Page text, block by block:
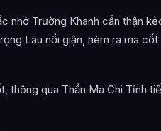
nhở Trường Khanh cẩn thận
Lâu nổi giận, ném ra ma cốt
thông qua Thần Ma Chi Tỉnh